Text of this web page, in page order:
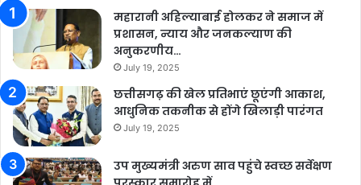
महारानी अहिल्याबाई होलकर ने समाज में
प्रशासन, न्याय और जनकल्याण की
अनुकरणीय…
July 19, 2025
छत्तीसगढ़ की खेल प्रतिभाएं छूएंगी आकाश,
आधुनिक तकनीक से होंगे खिलाड़ी पारंगत
July 19, 2025
उप मुख्यमंत्री अरुण साव पहुंचे स्वच्छ सर्वेक्षण